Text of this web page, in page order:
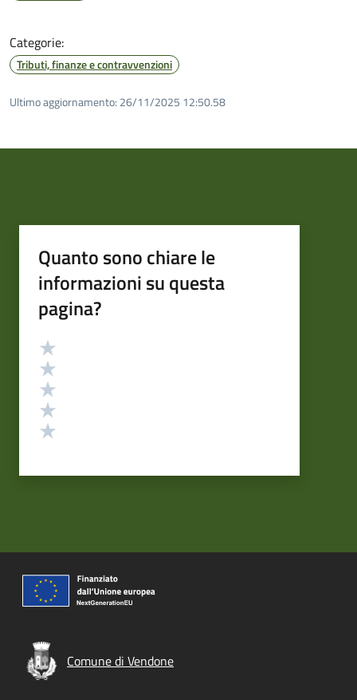
Categorie:
Tributi, finanze e contravvenzioni
Ultimo aggiornamento: 26/11/2025 12:50.58
Quanto sono chiare le
informazioni su questa
pagina?
Valutazione
Comune di Vendone